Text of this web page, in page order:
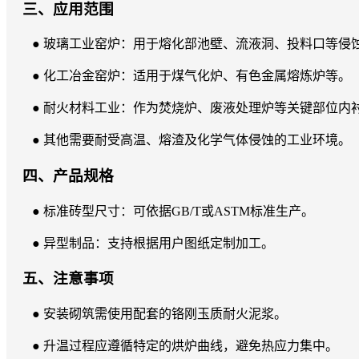
三、应用范围
● 玻璃工业窑炉：用于熔化部池壁、流液洞、投料口等侵蚀
● 化工冶金窑炉：适用于煤气化炉、有色金属熔炼炉等。
● 耐火材料工业：作为焚烧炉、废液处理炉等关键部位内衬
● 其他需要耐受高温、熔渣及化学气体侵蚀的工业环境。
四、产品规格
● 标准砖型尺寸：可依据GB/T或ASTM标准生产。
● 异型制品：支持根据用户图纸定制加工。
五、注意事项
● 安装砌筑需使用配套的铬刚玉质耐火泥浆。
● 升温过程应遵循特定的烘炉曲线，避免热应力集中。